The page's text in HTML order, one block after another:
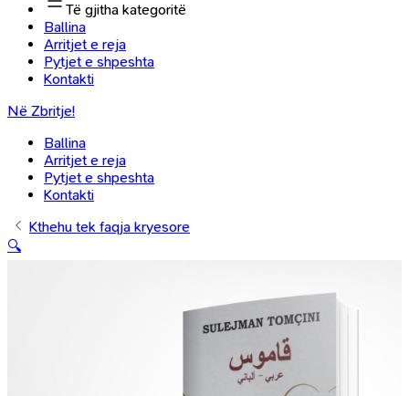
Të gjitha kategoritë
Ballina
Arritjet e reja
Pytjet e shpeshta
Kontakti
Në Zbritje!
Ballina
Arritjet e reja
Pytjet e shpeshta
Kontakti
Kthehu tek faqja kryesore
🔍